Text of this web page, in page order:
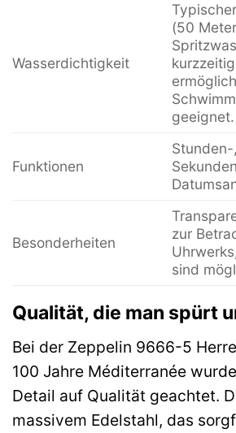
Wasserdichtigkeit
(50
geeignet.
Funktionen
Besonderheiten
zur
sind
Qualität, die man spürt
Bei der Zeppelin 9666-5
100 Jahre Méditerranée
Detail auf Qualität geachtet.
massivem Edelstahl, das